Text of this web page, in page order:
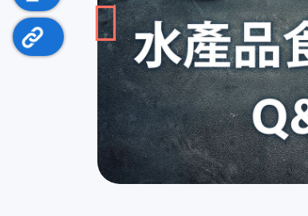
Web 2.0